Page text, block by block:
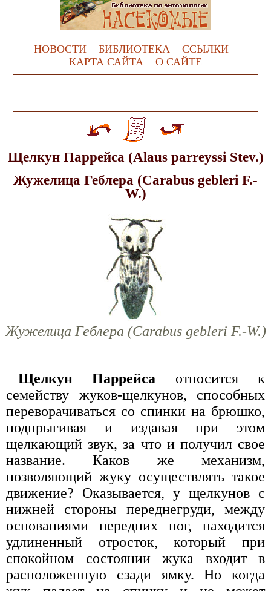
НОВОСТИ БИБЛИОТЕКА
ССЫЛКИ
КАРТА САЙТА
О САЙТЕ
Щелкун Паррейса (Alaus parreyssi Stev.)
Жужелица Геблера (Carabus gebleri F.-
W.)
Жужелица Геблера (Carabus gebleri F.-W.)
Щелкун Паррейса относится к
семейству жуков-щелкунов, способных
переворачиваться со спинки на брюшко,
подпрыгивая и издавая при этом
щелкающий звук, за что и получил свое
название. Каков же механизм,
позволяющий жуку осуществлять такое
движение? Оказывается, у щелкунов с
нижней стороны переднегруди, между
основаниями передних ног, находится
удлиненный отросток, который при
спокойном состоянии жука входит в
расположенную сзади ямку. Но когда